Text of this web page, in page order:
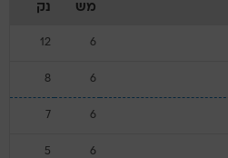
מש נק
6
12
6
8
6
7
6
5